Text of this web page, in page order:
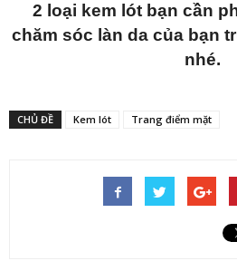
2 loại kem lót bạn cần
chăm sóc làn da của bạn
nhé.
CHỦ ĐỀ Kem lót Trang điểm mặt